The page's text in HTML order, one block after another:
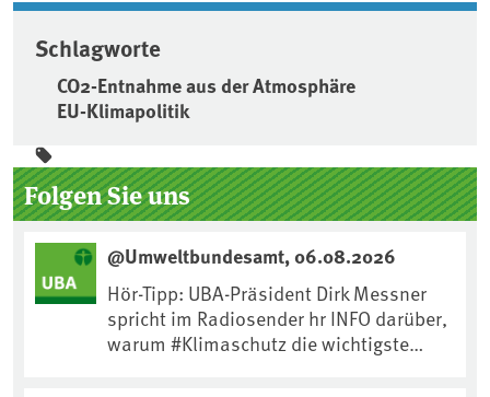
Schlagworte
CO2-Entnahme aus der Atmosphäre
EU-Klimapolitik
Seitenleiste
Folgen Sie uns
@Umweltbundesamt, 06.08.2026
Hör-Tipp: UBA-Präsident Dirk Messner
spricht im Radiosender hr INFO darüber,
warum #Klimaschutz die wichtigste